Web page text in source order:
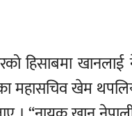
हिसाबमा
महासचिव खेम